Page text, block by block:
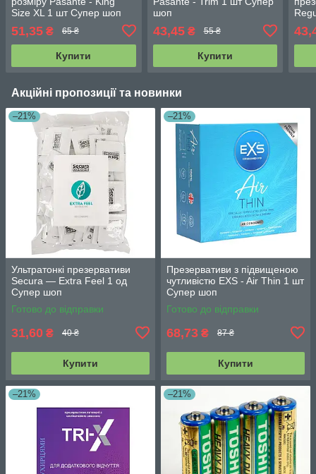
Size XL 1 шт Супер шоп
51,35 ₴ 65 ₴
Купити
шоп
43,45₴ 55 ₴
Купити
Акційні пропозиції та новинки
–21%
Ультратонкі презервативи
Secura — Extra Feel 1 од
Супер шоп
Готово до відправки
31,60 ₴ 40 ₴
Купити
–21%
Презервативи з підвищеною
чутливістю EXS - Air Thin 1 шт
Супер шоп
Готово до відправки
68,73 ₴ 87 ₴
Купити
–21% –21%